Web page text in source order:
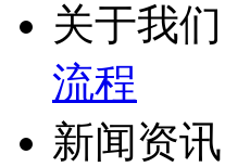
关于我们
流程
新闻资讯